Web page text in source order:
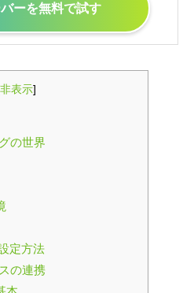
ーを無料で試す
非表示]
の世界
定方法
の連携